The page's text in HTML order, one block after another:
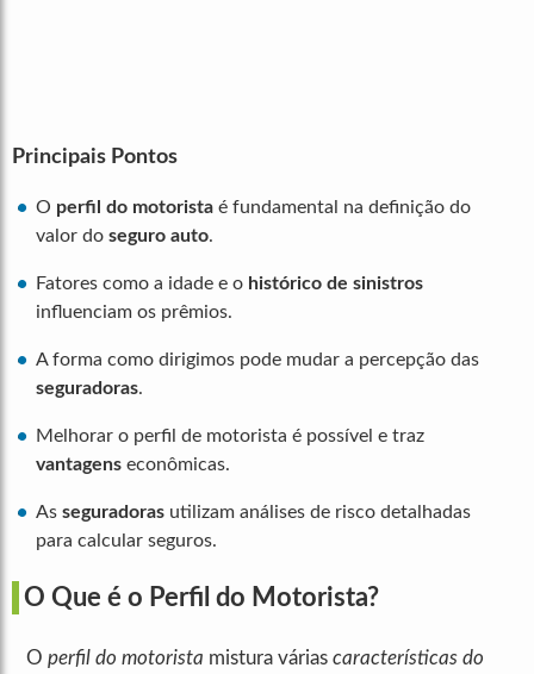
Principais Pontos
O perfil do motorista é fundamental na definição do
valor do seguro auto.
Fatores como a idade e o histórico de sinistros
influenciam os prêmios.
A forma como dirigimos pode mudar a percepção das
seguradoras.
Melhorar o perfil de motorista é possível e traz
vantagens econômicas.
As seguradoras utilizam análises de risco detalhadas
para calcular seguros.
O Que é o Perfil do Motorista?
O perfil do motorista mistura várias características do